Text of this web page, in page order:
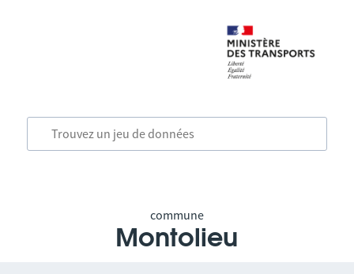
commune
Montolieu